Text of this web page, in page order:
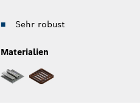
Sehr robust
Materialien